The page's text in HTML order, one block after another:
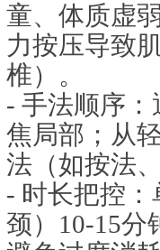
童、体质虚
力按压导致
椎）。
- 手法顺序
焦局部；从
法（如按法
- 时长把控
颈）10-15分